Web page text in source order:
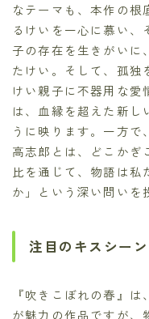
なテーマも、本作の根
るけいを一心に慕い、
子の存在を生きがいに
たけい。そして、孤独
けい親子に不器用な愛
は、血縁を超えた新し
うに映ります。一方で
高志郎とは、どこかぎ
比を通じて、物語は
か」という深い問いを
注目のキスシー
『吹きこぼれの春』
が魅力の作品ですが、